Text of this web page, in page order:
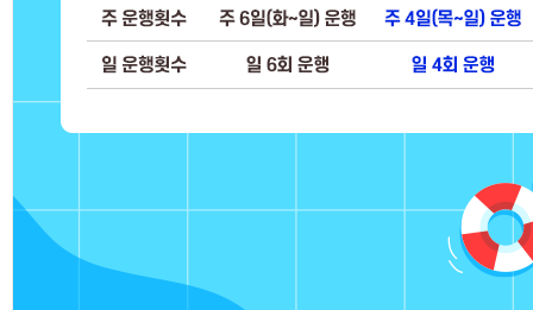
창원시티투어에 오신 것을 환
영합니다.
를 2층 버스를 타고 둘
러볼 수 있는 관광 상품입니다.